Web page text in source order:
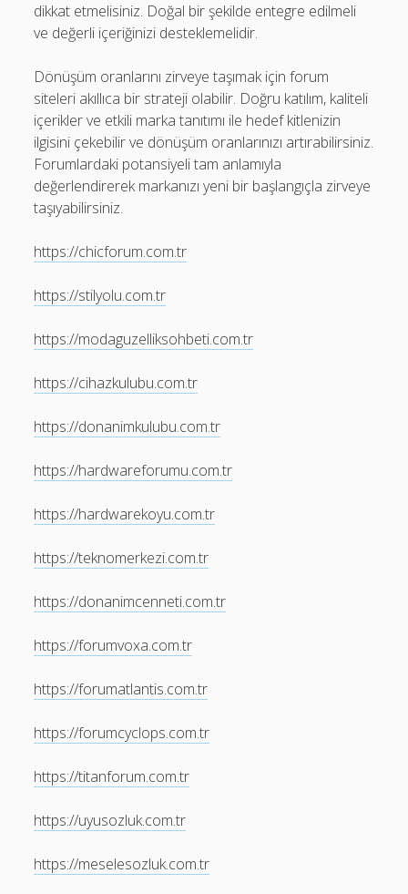
dikkat etmelisiniz. Doğal bir şekilde entegre edilmeli
ve değerli içeriğinizi desteklemelidir.
Dönüşüm oranlarını zirveye taşımak için forum
siteleri akıllıca bir strateji olabilir. Doğru katılım, kaliteli
içerikler ve etkili marka tanıtımı ile hedef kitlenizin
ilgisini çekebilir ve dönüşüm oranlarınızı artırabilirsiniz.
Forumlardaki potansiyeli tam anlamıyla
değerlendirerek markanızı yeni bir başlangıçla zirveye
taşıyabilirsiniz.
https://chicforum.com.tr
https://stilyolu.com.tr
https://modaguzelliksohbeti.com.tr
https://cihazkulubu.com.tr
https://donanimkulubu.com.tr
https://hardwareforumu.com.tr
https://hardwarekoyu.com.tr
https://teknomerkezi.com.tr
https://donanimcenneti.com.tr
https://forumvoxa.com.tr
https://forumatlantis.com.tr
https://forumcyclops.com.tr
https://titanforum.com.tr
https://uyusozluk.com.tr
https://meselesozluk.com.tr